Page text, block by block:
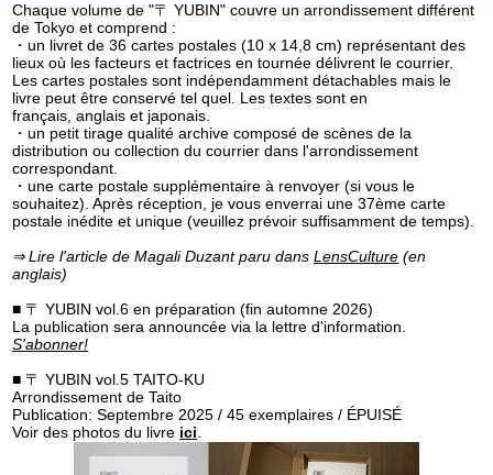
Chaque volume de "〒 YUBIN" couvre un arrondissement différent
de Tokyo et comprend :
・un livret de 36 cartes postales (10 x 14,8 cm) représentant des
lieux où les facteurs et factrices en tournée délivrent le courrier.
Les cartes postales sont indépendamment détachables mais le
livre peut être conservé tel quel. Les textes sont en
français, anglais et japonais.
・un petit tirage qualité archive composé de scènes de la
distribution ou collection du courrier dans l'arrondissement
correspondant.
・une carte postale supplémentaire à renvoyer (si vous le
souhaitez). Après réception, je vous enverrai une 37ème carte
postale inédite et unique (veuillez prévoir suffisamment de temps).
⇒ Lire l'article de Magali Duzant paru dansLensCulture (en
anglais)
■ 〒 YUBIN vol.6 en préparation (fin automne 2026)
La publication sera announcée via la lettre d'information.
S'abonner!
■ 〒 YUBIN vol.5 TAITO-KU
Arrondissement de Taito
Publication: Septembre 2025 / 45 exemplaires / ÉPUISÉ
Voir des photos du livre ici.